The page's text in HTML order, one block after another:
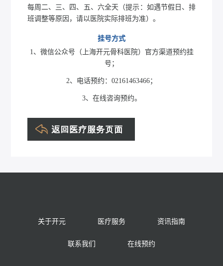
每周二、三、四、五、六全天（提示：如遇节假日、排
班调整等原因，请以医院实际排班为准）。
挂号方式
1、微信公众号（上海开元骨科医院）官方渠道预约挂
号；
2、电话预约：02161463466；
3、在线咨询预约。
关于开元 医疗服务 资讯指南
联系我们 在线预约